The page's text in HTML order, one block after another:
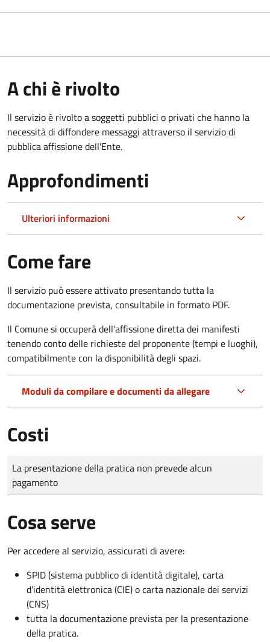
A chi è rivolto
Il servizio è rivolto a soggetti pubblici o privati che hanno la
necessità di diffondere messaggi attraverso il servizio di
pubblica affissione dell'Ente.
Approfondimenti
Ulteriori informazioni
Come fare
Il servizio può essere attivato presentando tutta la
documentazione prevista, consultabile in formato PDF.
Il Comune si occuperà dell'affissione diretta dei manifesti
tenendo conto delle richieste del proponente (tempi e luoghi),
compatibilmente con la disponibilità degli spazi.
Moduli da compilare e documenti da allegare
Costi
Tipo di pagamento
Importo
La presentazione della pratica non prevede alcun
pagamento
Cosa serve
Per accedere al servizio, assicurati di avere:
SPID (sistema pubblico di identità digitale), carta
d’identità elettronica (CIE) o carta nazionale dei servizi
(CNS)
tutta la documentazione prevista per la presentazione
della pratica.